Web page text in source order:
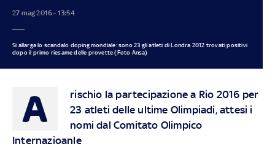
27 mag 2016 - 13:54
Si allarga lo scandalo doping mondiale: sono 23 gli atleti di Londra 2012 trovati positivi
dopo il primo riesame delle provette (Foto Ansa)
A
rischio la partecipazione a Rio 2016 per
23 atleti delle ultime Olimpiadi, attesi i
nomi dal Comitato Olimpico
Internazioanle